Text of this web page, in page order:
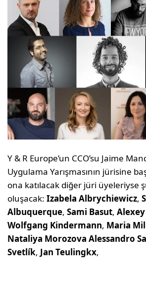
Y & R Europe’un CCO’su Jaime
Uygulama Yarışmasının jürisine
ona katılacak diğer jüri üyeleriyse
oluşacak:Izabela Albrychiewicz,
Albuquerque,Sami Basut,
Wolfgang Kindermann, Maria
Nataliya Morozova Alessandro
Svetlík, Jan Teulingkx,